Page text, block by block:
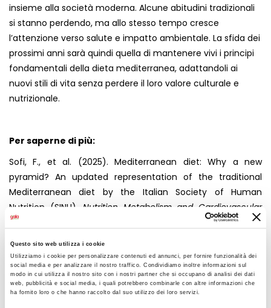
Questo sito web utilizza i cookie
Utilizziamo i cookie per personalizzare contenuti ed annunci, per fornire funzionalità dei
social media e per analizzare il nostro traffico. Condividiamo inoltre informazioni sul
modo in cui utilizza il nostro sito con i nostri partner che si occupano di analisi dei dati
web, pubblicità e social media, i quali potrebbero combinarle con altre informazioni che
ha fornito loro o che hanno raccolto dal suo utilizzo dei loro servizi.
insieme alla società moderna. Alcune abitudini tradizionali
si stanno perdendo, ma allo stesso tempo cresce
l’attenzione verso salute e impatto ambientale. La sfida dei
prossimi anni sarà quindi quella di mantenere vivi i principi
fondamentali della dieta mediterranea, adattandoli ai
nuovi stili di vita senza perdere il loro valore culturale e
nutrizionale.
Per saperne di più:
Sofi, F., et al. (2025). Mediterranean diet: Why a new
pyramid? An updated representation of the traditional
Mediterranean diet by the Italian Society of Human
Nutrition (SINU). Nutrition Metabolism and Cardiovascular
Diseases
,35
(8),
Per scaricare la Piramide alimentare della Dieta
Mediterranea SINU.https://sinu.it/piramide-sinu/